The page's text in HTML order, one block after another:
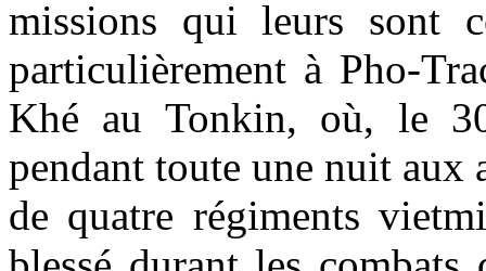
missions qui leurs sont
particulièrement à Pho-
Khé au Tonkin, où, le
pendant toute une nuit aux
de quatre régiments